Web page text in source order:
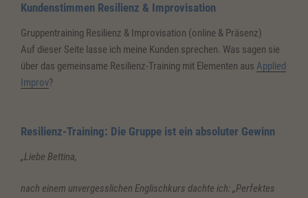
Kundenstimmen Resilienz & Improvisation
Gruppentraining Resilienz & Improvisation (online & Präsenz)
Auf dieser Seite lasse ich meine Kunden sprechen. Was sagen sie
über das gemeinsame Resilienz-Training mit Elementen aus Applied
Improv?
Resilienz-Training: Die Gruppe ist ein absoluter Gewinn
„Liebe Bettina,
nach einem unvergesslichen Englischkurs dachte ich: „Perfektes